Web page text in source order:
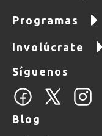
Programas
Involúcrate
Síguenos
Blog